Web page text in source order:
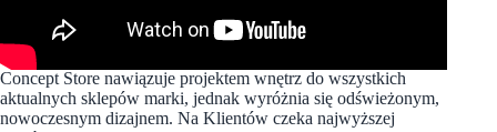
Concept Store nawiązuje projektem wnętrz do wszystkich
aktualnych sklepów marki, jednak wyróżnia się odświeżonym,
nowoczesnym dizajnem. Na Klientów czeka najwyższej